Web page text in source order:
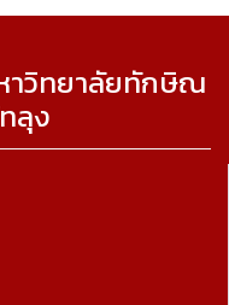
าวิทยาลัยทักษิณ
ลุง